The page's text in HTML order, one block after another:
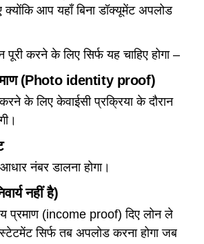
क्योंकि आप यहाँ बिना डॉक्यूमेंट अपलोड
करने के लिए सिर्फ यह चाहिए होगा –
(Photo identity proof)
के लिए केवाईसी प्रक्रिया के दौरान
नंबर डालना होगा।
नहीं है)
प्रमाण (income proof) दिए लोन ले
सिर्फ तब अपलोड करना होगा जब